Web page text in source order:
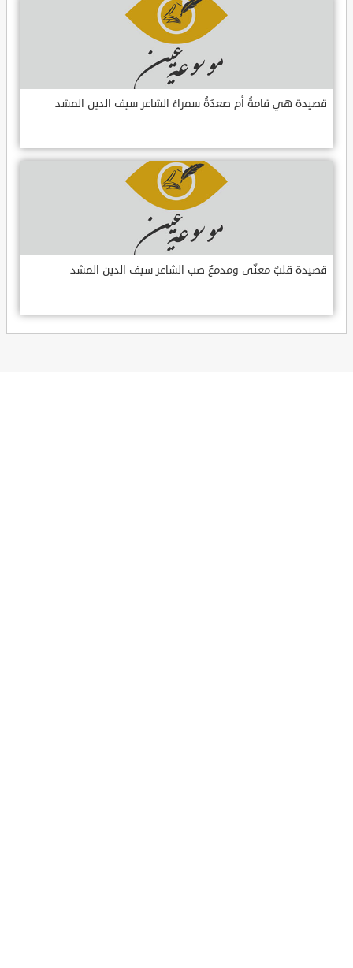
قصيدة هي قامةُ أم صعدُةُ سمراءُ الشاعر سيف الدين المشد
قصيدة قلبٌ معنّى ومدمعٌ صب الشاعر سيف الدين المشد